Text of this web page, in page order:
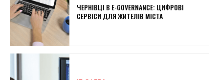
ЧЕРНІВЦІ В E-GOVERNANCE: ЦИФРОВІ
СЕРВІСИ ДЛЯ ЖИТЕЛІВ МІСТА